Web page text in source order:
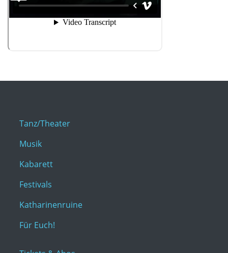
Tanz/Theater
Musik
Kabarett
Festivals
Katharinenruine
Für Euch!